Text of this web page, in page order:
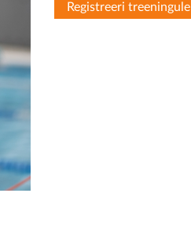
Registreeri treeningule